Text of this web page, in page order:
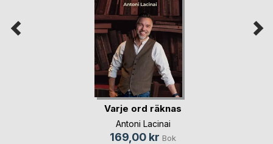
Varje ord räknas
Antoni Lacinai
169,00 kr Bok